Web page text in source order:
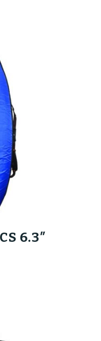
6.3″